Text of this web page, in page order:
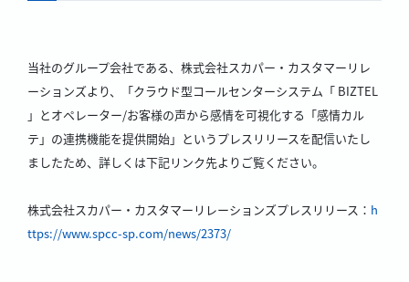
当社のグループ会社である、株式会社スカパー・カスタマーリレ
ーションズより、「クラウド型コールセンターシステム「 BIZTEL
」とオペレーター/お客様の声から感情を可視化する「感情カル
テ」の連携機能を提供開始」というプレスリリースを配信いたし
ましたため、詳しくは下記リンク先よりご覧ください。
株式会社スカパー・カスタマーリレーションズプレスリリース： h
ttps://www.spcc-sp.com/news/2373/